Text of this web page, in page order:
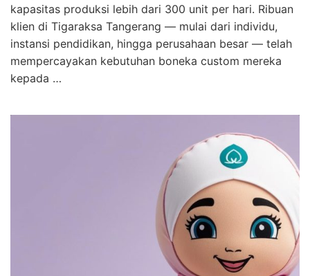
kapasitas produksi lebih dari 300 unit per hari. Ribuan
klien di Tigaraksa Tangerang — mulai dari individu,
instansi pendidikan, hingga perusahaan besar — telah
mempercayakan kebutuhan boneka custom mereka
kepada …